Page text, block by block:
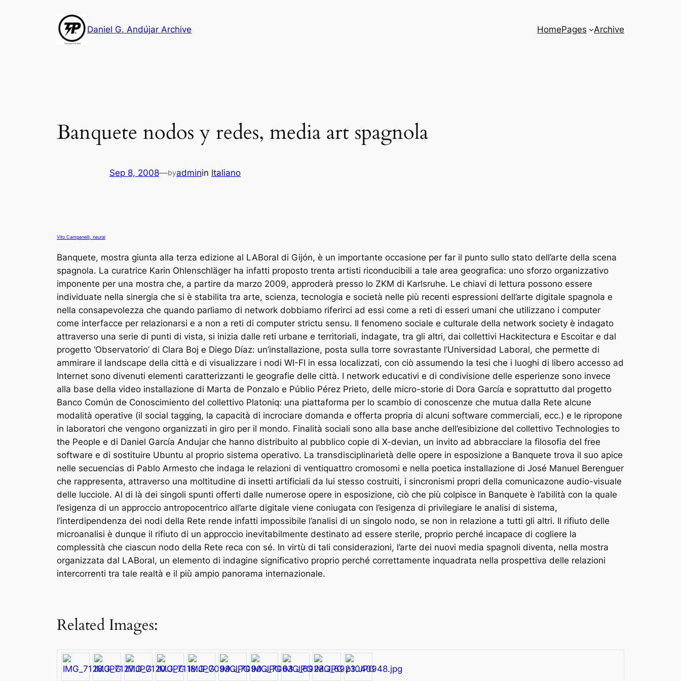
Daniel G. Andújar Archive HomePages Archive
Banquete nodos y redes, media art spagnola
Sep 8, 2008—byadminin Italiano
Vito Campanelli, neural
Banquete, mostra giunta alla terza edizione al LABoral di Gijón, è un importante occasione per far il punto sullo stato dell’arte della scena
spagnola. La curatrice Karin Ohlenschläger ha infatti proposto trenta artisti riconducibili a tale area geografica: uno sforzo organizzativo
imponente per una mostra che, a partire da marzo 2009, approderà presso lo ZKM di Karlsruhe. Le chiavi di lettura possono essere
individuate nella sinergia che si è stabilita tra arte, scienza, tecnologia e società nelle più recenti espressioni dell’arte digitale spagnola e
nella consapevolezza che quando parliamo di network dobbiamo riferirci ad essi come a reti di esseri umani che utilizzano i computer
come interfacce per relazionarsi e a non a reti di computer strictu sensu. Il fenomeno sociale e culturale della network society è indagato
attraverso una serie di punti di vista, si inizia dalle reti urbane e territoriali, indagate, tra gli altri, dai collettivi Hackitectura e Escoitar e dal
progetto ‘Observatorio’ di Clara Boj e Diego Díaz: un’installazione, posta sulla torre sovrastante l’Universidad Laboral, che permette di
ammirare il landscape della città e di visualizzare i nodi WI-FI in essa localizzati, con ciò assumendo la tesi che i luoghi di libero accesso ad
Internet sono divenuti elementi caratterizzanti le geografie delle città. I network educativi e di condivisione delle esperienze sono invece
alla base della video installazione di Marta de Ponzalo e Públio Pérez Prieto, delle micro-storie di Dora García e soprattutto dal progetto
Banco Común de Conoscimiento del collettivo Platoniq: una piattaforma per lo scambio di conoscenze che mutua dalla Rete alcune
modalità operative (il social tagging, la capacità di incrociare domanda e offerta propria di alcuni software commerciali, ecc.) e le ripropone
in laboratori che vengono organizzati in giro per il mondo. Finalità sociali sono alla base anche dell’esibizione del collettivo Technologies to
the People e di Daniel García Andujar che hanno distribuito al pubblico copie di X-devian, un invito ad abbracciare la filosofia del free
software e di sostituire Ubuntu al proprio sistema operativo. La transdisciplinarietà delle opere in esposizione a Banquete trova il suo apice
nelle secuencias di Pablo Armesto che indaga le relazioni di ventiquattro cromosomi e nella poetica installazione di José Manuel Berenguer
che rappresenta, attraverso una moltitudine di insetti artificiali da lui stesso costruiti, i sincronismi propri della comunicazone audio-visuale
delle lucciole. Al di là dei singoli spunti offerti dalle numerose opere in esposizione, ciò che più colpisce in Banquete è l’abilità con la quale
l’esigenza di un approccio antropocentrico all’arte digitale viene coniugata con l’esigenza di privilegiare le analisi di sistema,
l’interdipendenza dei nodi della Rete rende infatti impossibile l’analisi di un singolo nodo, se non in relazione a tutti gli altri. Il rifiuto delle
microanalisi è dunque il rifiuto di un approccio inevitabilmente destinato ad essere sterile, proprio perché incapace di cogliere la
complessità che ciascun nodo della Rete reca con sé. In virtù di tali considerazioni, l’arte dei nuovi media spagnoli diventa, nella mostra
organizzata dal LABoral, un elemento di indagine significativo proprio perché correttamente inquadrata nella prospettiva delle relazioni
intercorrenti tra tale realtà e il più ampio panorama internazionale.
Related Images: